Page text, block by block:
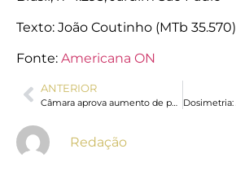
Texto: João Coutinho (MTb 35.570)
Fonte: Americana ON
ANTERIOR
Câmara aprova aumento de penas para estupro e assédio sexual
Redação